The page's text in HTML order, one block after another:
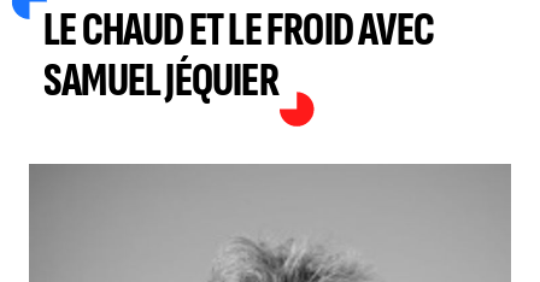
LE CHAUD ET LE FROID AVEC
SAMUEL JÉQUIER